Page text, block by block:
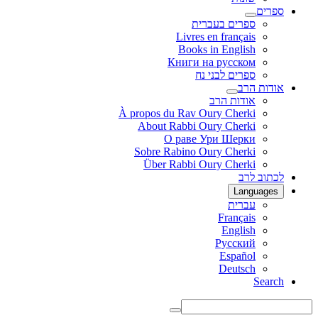
ספרים
ספרים בעברית
Livres en français
Books in English
Книги на русском
ספרים לבני נח
אודות הרב
אודות הרב
À propos du Rav Oury Cherki
About Rabbi Oury Cherki
О раве Ури Шерки
Sobre Rabino Oury Cherki
Über Rabbi Oury Cherki
לכתוב לרב
Languages
עברית
Français
English
Русский
Español
Deutsch
Search